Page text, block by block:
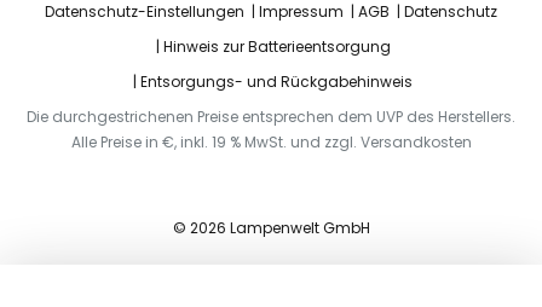
Datenschutz-Einstellungen Impressum AGB
Datenschutz
Hinweis zur Batterieentsorgung
Entsorgungs- und Rückgabehinweis
Die durchgestrichenen Preise entsprechen dem UVP des Herstellers.
Alle Preise in €, inkl. 19 % MwSt. und zzgl. Versandkosten
© 2026 Lampenwelt GmbH